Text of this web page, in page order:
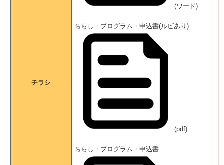
チラシ
(ワード)
ちらし・プログラム・申込書(ルビあり)
(pdf)
ちらし・プログラム・申込書